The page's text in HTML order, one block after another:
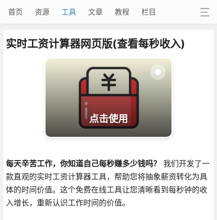
首页 资源 工具 文章 教程 栏目
实时工资计算器网页版(查看每秒收入)
点击使用
每天辛苦工作，你知道自己每秒赚多少钱吗？
我们开发了一
款直观的实时工资计算器工具，帮助您将抽象薪资转化为具
体的时间价值。这个免费在线工具让您清晰看到每秒钟的收
入增长，重新认识工作时间的价值。